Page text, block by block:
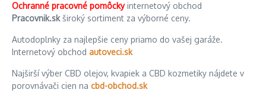
Ochranné pracovné pomôckyinternetový obchod
Pracovnik.skširoký sortiment za výborné ceny.
Autodoplnky za najlepšie ceny priamo do vašej garáže.
Internetový obchod autoveci.sk
Najširší výber CBD olejov, kvapiek a CBD kozmetiky nájdete v
porovnávači cien na cbd-obchod.sk